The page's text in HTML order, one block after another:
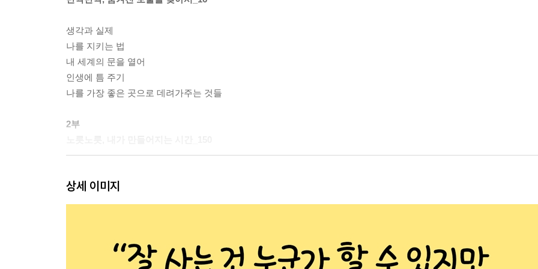
생각과 실제
나를 지키는 법
내 세계의 문을 열어
인생에 틈 주기
나를 가장 좋은 곳으로 데려가주는 것들
2부
하루를 씁니다
내 마음이 향하는 곳
결국 내가 만드는 이야기
또 다른 숲을 시작하세요
상세 이미지